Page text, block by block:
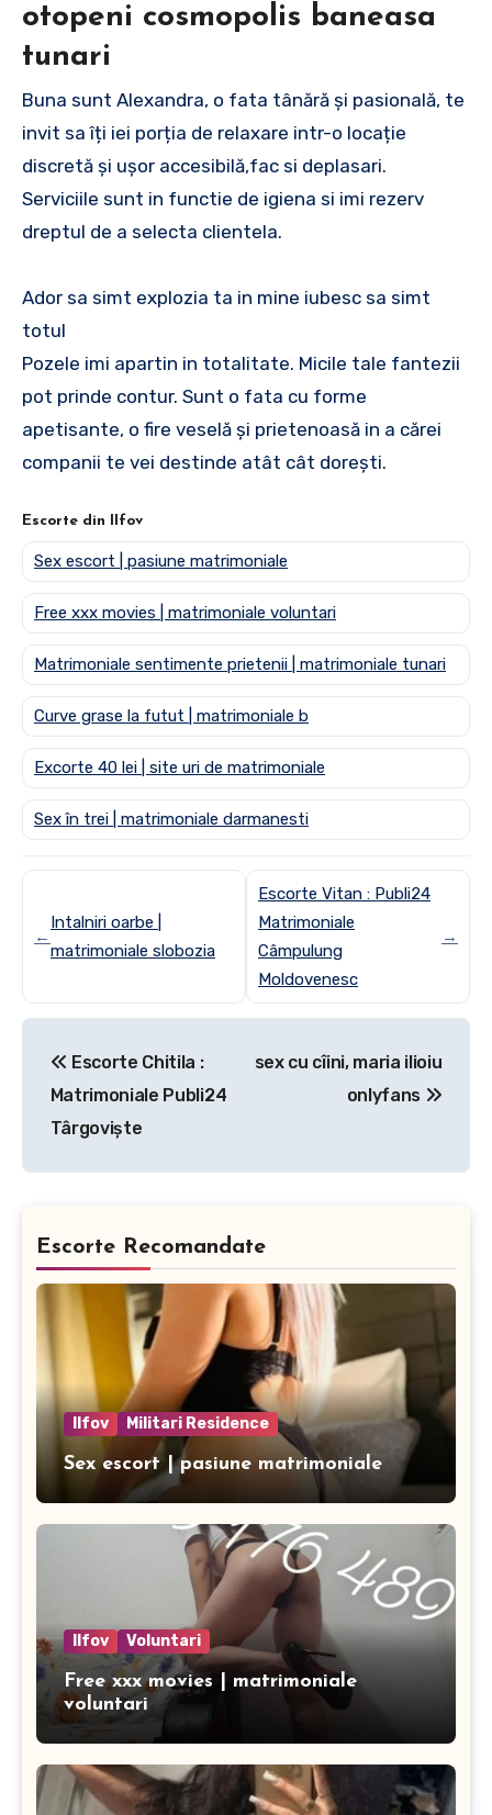
otopeni cosmopolis baneasa
tunari
Buna sunt Alexandra, o fata tânără și pasională, te
invit sa îți iei porția de relaxare intr-o locație
discretă și ușor accesibilă,fac si deplasari.
Serviciile sunt in functie de igiena si imi rezerv
dreptul de a selecta clientela.
Ador sa simt explozia ta in mine iubesc sa simt
totul
Pozele imi apartin in totalitate. Micile tale fantezii
pot prinde contur. Sunt o fata cu forme
apetisante, o fire veselă și prietenoasă in a cărei
companii te vei destinde atât cât dorești.
Escorte din Ilfov
Sex escort | pasiune matrimoniale
Free xxx movies | matrimoniale voluntari
Matrimoniale sentimente prietenii | matrimoniale tunari
Curve grase la futut | matrimoniale b
Excorte 40 lei | site uri de matrimoniale
Sex în trei | matrimoniale darmanesti
←
Intalniri oarbe |
matrimoniale slobozia
Escorte Vitan : Publi24
Matrimoniale
Câmpulung
Moldovenesc
→
navigation
Escorte Chitila :
Matrimoniale Publi24
Târgoviște
sex cu cîini, maria ilioiu
onlyfans
Escorte Recomandate
Ilfov Militari Residence
Sex escort | pasiune matrimoniale
Ilfov Voluntari
Free xxx movies | matrimoniale
voluntari